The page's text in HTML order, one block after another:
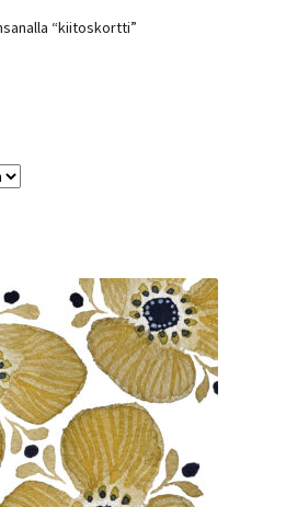
“kiitoskortti”